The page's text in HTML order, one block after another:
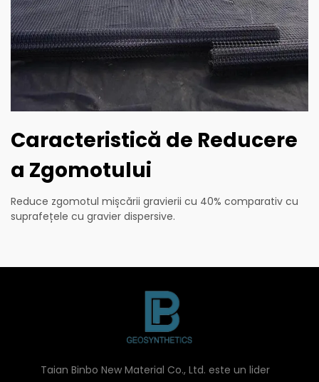
Caracteristică de Reducere
a Zgomotului
Reduce zgomotul mișcării gravierii cu 40% comparativ cu
suprafețele cu gravier dispersive.
Taian Binbo New Material Co., Ltd. este un lider